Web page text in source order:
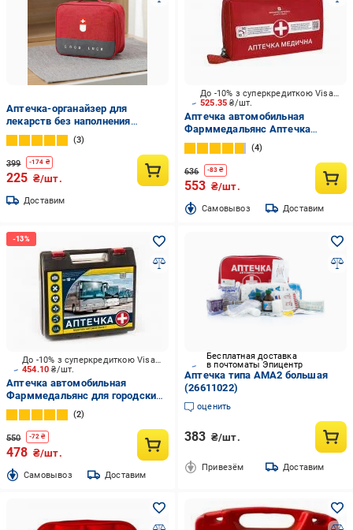
Аптечка-органайзер для
лекарств без наполнения
24x20x12 см Красный (0073-
0002)
3
399 -174 ₴
225 ₴/шт.
Доставим
525.35₴/шт.
До -10% з суперкредиткою Visa Вигода
Аптечка автомобильная
Фарммедальянс Аптечка
медицинская автомобильная-1
(АМА-1) согласно ТУ У 21.2-
38929750-001:2014
4
636 -83 ₴
553 ₴/шт.
Cамовывоз Доставим
454.10₴/шт.
До -10% з суперкредиткою Visa Вигода
Аптечка автомобильная
Фарммедальянс для городских
автобусов и микроавтобусов
2
550 -72 ₴
478 ₴/шт.
Cамовывоз Доставим
Бесплатная доставка
в почтоматы Эпицентр
Аптечка типа АМА2 большая
(26611022)
оценить
383 ₴/шт.
Привезём Доставим